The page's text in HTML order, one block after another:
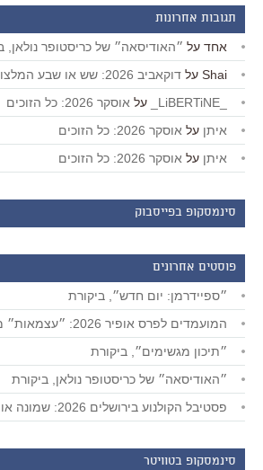
תגובות אחרונות
אחד על ״האודיסאה״ של כריסטופר נולאן,
Shai על דוקאביב 2026: שש או שבע המלצות
על אוסקר 2026: כל הזוכים
איתן על אוסקר 2026: כל הזוכים
איתן על אוסקר 2026: כל הזוכים
סינמסקופ בפייסבוק
פוסטים אחרונים
״ספיידרמן: יום חדש״, ביקורת
המועמדים לפרס אופיר 2026: ״עצמאות״ מוביל
״תיכון מגשימים״, ביקורת
״האודיסאה״ של כריסטופר נולאן, ביקורת
פסטיבל הקולנוע בירושלים 2026: שמונה או תשע המלצות
סינמסקופ בטוויטר